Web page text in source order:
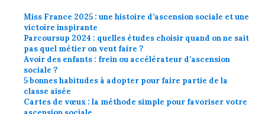
Miss France 2025 : une histoire d’ascension sociale et une
victoire inspirante
Parcoursup 2024 : quelles études choisir quand on ne sait
pas quel métier on veut faire ?
Avoir des enfants : frein ou accélérateur d’ascension
sociale ?
5 bonnes habitudes à adopter pour faire partie de la
classe aisée
Cartes de vœux : la méthode simple pour favoriser votre